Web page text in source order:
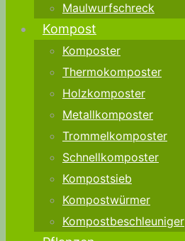
Maulwurfschreck
Kompost
Komposter
Thermokomposter
Holzkomposter
Metallkomposter
Trommelkomposter
Schnellkomposter
Kompostsieb
Kompostwürmer
Kompostbeschleuniger